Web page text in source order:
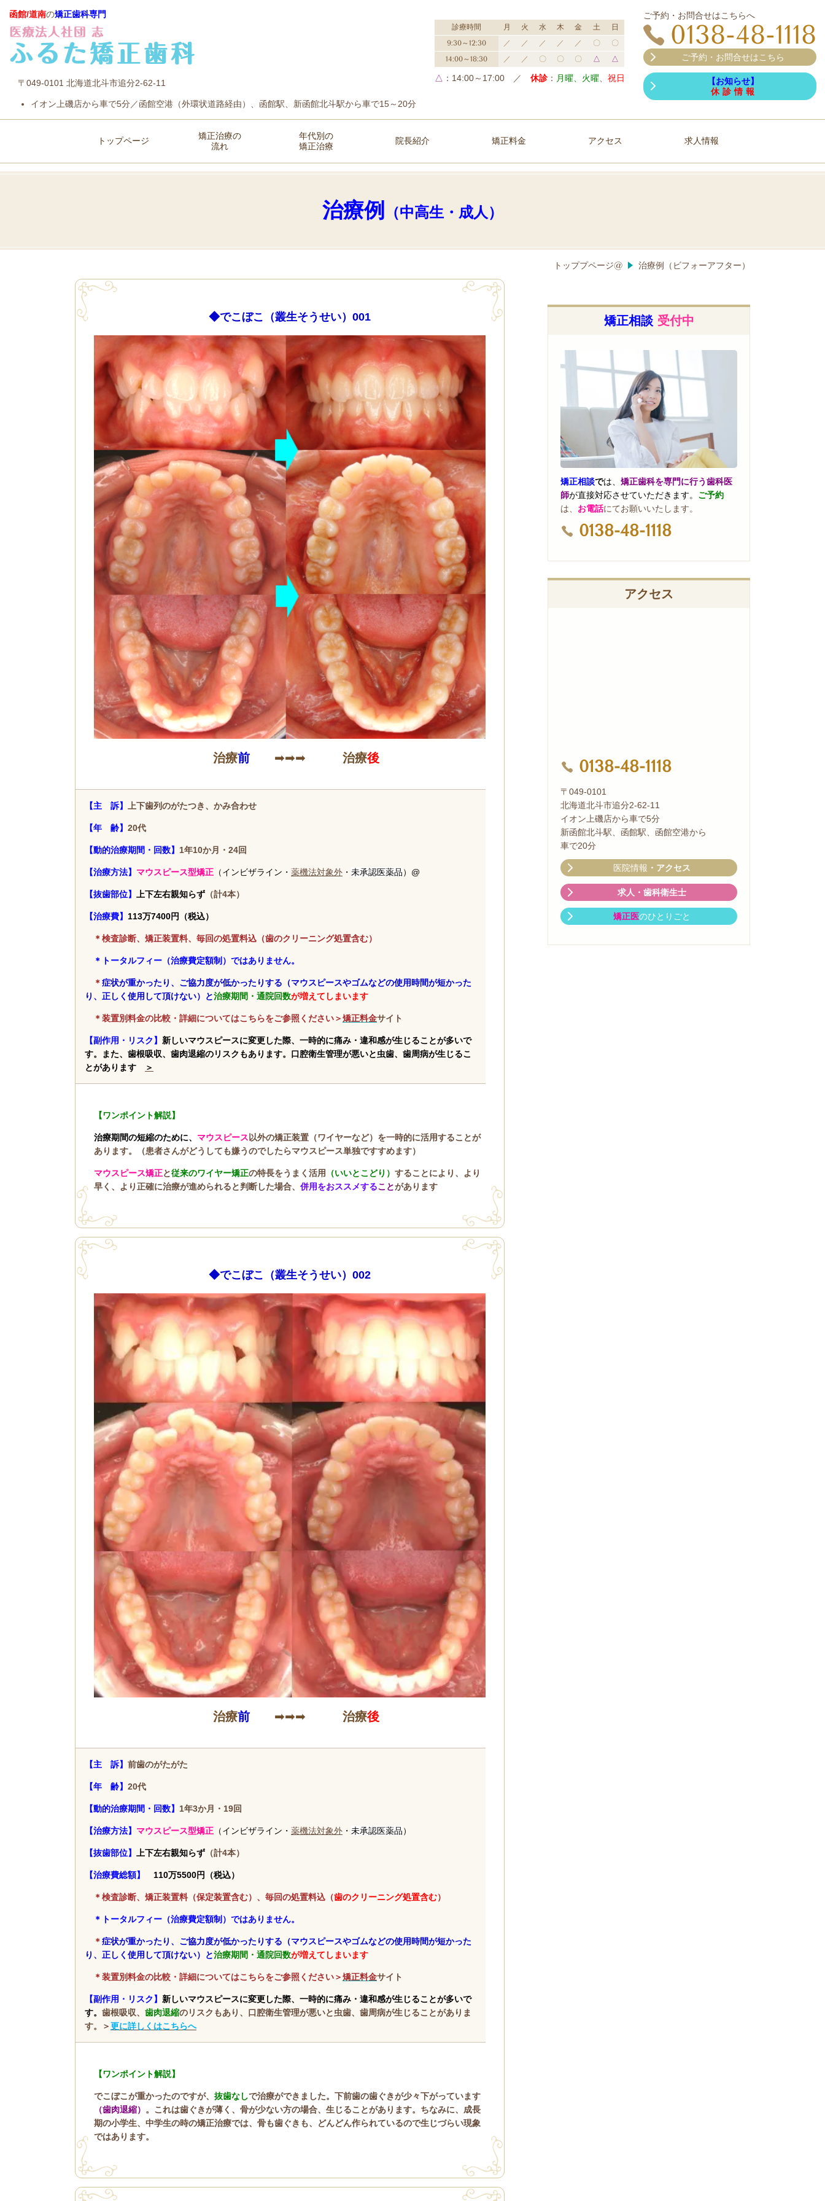
函館/道南の矯正歯科専門
〒049-0101 北海道北斗市追分2-62-11
イオン上磯店から車で5分／函館空港（外環状道路経由）、函館駅、新函館北斗駅から車で15～20分
診療時間 月 火 水 木 金 土
日
9:30～12:30
／ ／ ／ ／ ／ 〇
〇
14:00～18:30
／ ／ 〇 〇 〇 △ △
△ ：14:00～17:00 ／ 休診： 月曜、火曜、 祝日
ご予約・お問合せはこちらへ
0138-48-1118
ご予約・お問合せはこちら
【お知らせ】
休 診 情 報
トップページ
矯正治療の
流れ
年代別の
矯正治療
院長紹介 矯正料金 アクセス 求人情報
治療例 （中高生・成人）
トッププページ@ 治療例（ビフォーアフター）
◆でこぼこ（叢生そうせい）001
治療前➡➡➡ 治療後
【主 訴】 上下歯列のがたつき、かみ合わせ
【年 齢】 20代
【動的治療期間・回数】 1年10か月・24回
【治療方法】 マウスピース型矯正 （インビザライン・ 薬機法対象外 ・ 未承認医薬品）@
【抜歯部位】 上下左右親知らず （計4本）
【治療費】 113万7400円（税込）
＊検査診断、矯正装置料、毎回の処置料込 （歯のクリーニング処置含む）
＊トータルフィー（治療費定額制）ではありません。
＊症状が重かったり、ご協力度が低かったりする（マウスピースやゴムなどの使用時間が短かった
り、正しく使用して頂けない）と治療期間・通院回数が増えてしまいます
＊装置別料金の比較・詳細についてはこちらをご参照ください＞矯正料金サイト
【副作用・リスク】 新しいマウスピースに変更した際、一時的に痛み・違和感が生じることが多いで
す。また、歯根吸収、歯肉退縮のリスクもあります。口腔衛生管理が悪いと虫歯、歯周病が生じるこ
とがあります
＞
【ワンポイント解説】
治療期間の短縮のために、 マウスピース 以外の矯正装置（ワイヤーなど）を一時的に活用することが
あります。（患者さんがどうしても嫌うのでしたらマウスピース単独ですすめます）
マウスピース矯正と従来のワイヤー矯正の特長をうまく活用 （いいとこどり） するこ とにより、より
早く、より正確に治療が進められると判断した場合、 併用をおススメすることがあります
◆でこぼこ（叢生そうせい）002
治療前➡➡➡ 治療後
【主 訴】 前歯のがたがた
【年 齢】 20代
【動的治療期間・回数】 1年3か月・19回
【治療方法】 マウスピース型矯正 （インビザライン・ 薬機法対象外 ・ 未承認医薬品）
【抜歯部位】 上下左右親知らず （計4本）
【治療費総額】 110万5500円（税込）
＊検査診断、矯正装置料（保定装置含む）、毎回の処置料込（歯のクリーニング処置含む）
＊トータルフィー（治療費定額制）ではありません。
＊症状が重かったり、ご協力度が低かったりする（マウスピースやゴムなどの使用時間が短かった
り、正しく使用して頂けない）と治療期間・通院回数が増えてしまいます
＊装置別料金の比較・詳細についてはこちらをご参照ください＞矯正料金サイト
【副作用・リスク】 新しいマウスピースに変更した際、一時的に痛み・違和感が生じることが多いで
す。 歯根吸収、 歯肉退縮のリスクもあり、口腔衛生管理が悪いと虫歯、歯周病が生じることがありま
す。＞更に詳しくはこちらへ
【ワンポイント解説】
でこぼこが重かったのですが、 抜歯なしで治療ができました。 下前歯の歯ぐきが少々下がっています
（歯肉退縮） 。これは歯ぐきが薄く、骨が少ない方の場合、生じることがあります。ちなみに、成長
期の小学生、中学生の時の矯正治療では、骨も歯ぐきも、どんどん作られているので生じづらい現象
ではあります。
矯正相談 受付中
矯正相談では、 矯正歯科を専門に行う歯科医
師が直接対応させていただきます。 ご予約
は、 お電話にてお願いいたします。
0138-48-1118
アクセス
0138-48-1118
〒049-0101
北海道北斗市追分2-62-11
イオン上磯店から車で5分
新函館北斗駅、函館駅、函館空港から
車で20分
医院情報 ・アクセス
求人・ 歯科衛生士
矯正医のひとりごと